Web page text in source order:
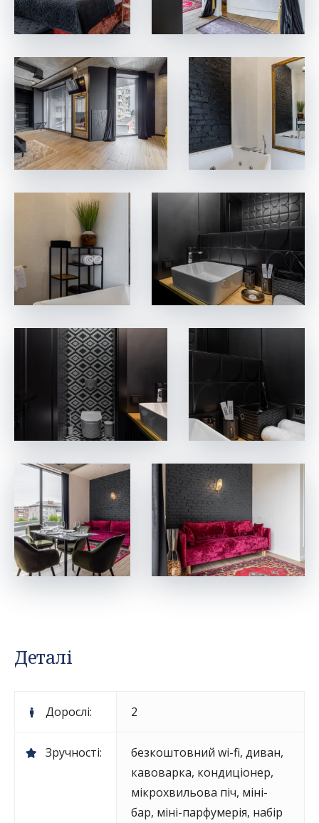
Деталі
Дорослі: 2
Зручності: безкоштовний wi-fi, диван,
кавоварка, кондиціонер,
мікрохвильова піч, міні-
бар, міні-парфумерія, набір